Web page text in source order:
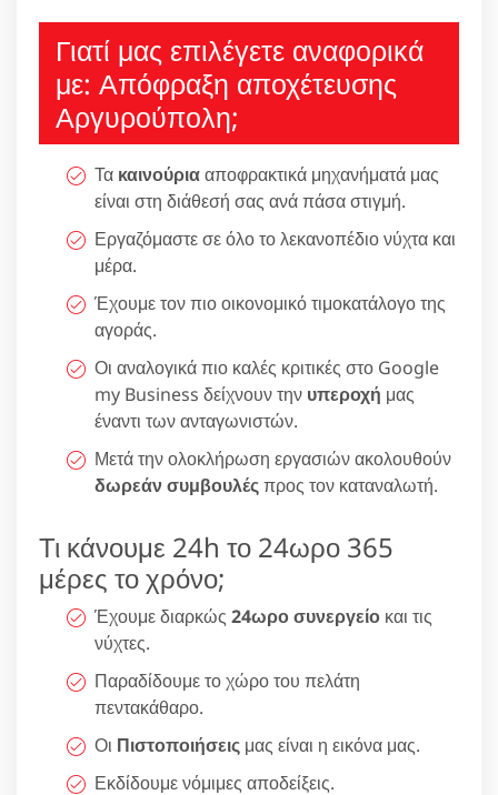
Γιατί μας επιλέγετε αναφορικά
με: Απόφραξη αποχέτευσης
Αργυρούπολη;
Τα καινούριααποφρακτικά μηχανήματά μας
είναι στη διάθεσή σας ανά πάσα στιγμή.
Εργαζόμαστε σε όλο το λεκανοπέδιο νύχτα και
μέρα.
Έχουμε τον πιο οικονομικό τιμοκατάλογο της
αγοράς.
Οι αναλογικά πιο καλές κριτικές στο Google
my Business δείχνουν την υπεροχή μας
έναντι των ανταγωνιστών.
Μετά την ολοκλήρωση εργασιών ακολουθούν
δωρεάν συμβουλέςπρος τον καταναλωτή.
Τι κάνουμε 24h το 24ωρο 365
μέρες το χρόνο;
Έχουμε διαρκώς 24ωρο συνεργείο και τις
νύχτες.
Παραδίδουμε το χώρο του πελάτη
πεντακάθαρο.
Οι Πιστοποιήσεις μας είναι η εικόνα μας.
Εκδίδουμε νόμιμες αποδείξεις.